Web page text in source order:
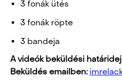
3 fonák ütés
3 fonák röpte
3 bandeja
A videók beküldési
Beküldés emailben: